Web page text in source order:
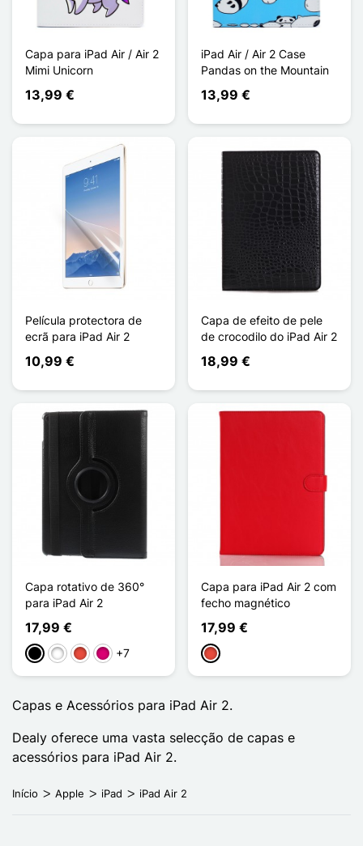
Capa para iPad Air / Air 2
Mimi Unicorn
13,99 €
iPad Air / Air 2 Case
Pandas on the Mountain
13,99 €
Película protectora de
ecrã para iPad Air 2
10,99 €
Capa de efeito de pele
de crocodilo do iPad Air 2
18,99 €
Capa rotativo de 360°
para iPad Air 2
17,99 €
PretoBrancoVermelho
Magenta
+7
Capa para iPad Air 2 com
fecho magnético
17,99 €
Vermelho
Capas e Acessórios para iPad Air 2.
Dealy oferece uma vasta selecção de capas e
acessórios para iPad Air 2.
Início Apple iPad iPad Air 2